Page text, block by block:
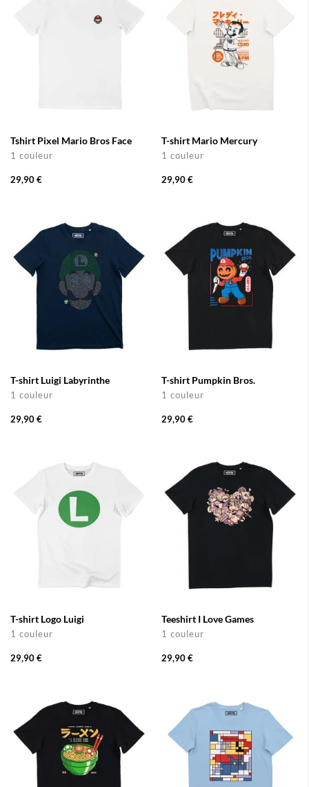
Tshirt Pixel Mario Bros Face
1 couleur
29,90 €
T-shirt Mario Mercury
1 couleur
29,90 €
T-shirt Luigi Labyrinthe
1 couleur
29,90 €
T-shirt Pumpkin Bros.
1 couleur
29,90 €
T-shirt Logo Luigi
1 couleur
29,90 €
Teeshirt I Love Games
1 couleur
29,90 €